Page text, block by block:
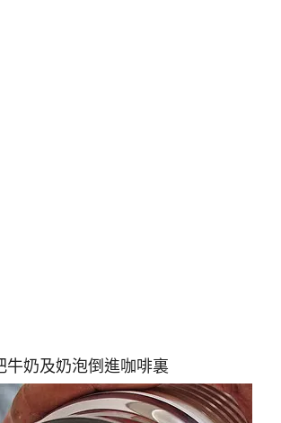
牛奶及奶泡倒進咖啡裏